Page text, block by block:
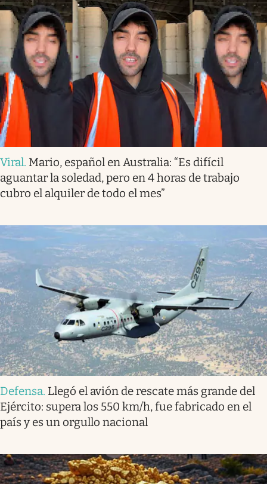
Viral. Mario, español en Australia: “Es difícil
aguantar la soledad, pero en 4 horas de trabajo
cubro el alquiler de todo el mes”
Defensa. Llegó el avión de rescate más grande del
Ejército: supera los 550 km/h, fue fabricado en el
país y es un orgullo nacional